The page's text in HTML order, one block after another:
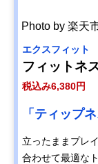
Photo by 楽天
エクスフィット
フィットネ
税込み6,380円
「ティップ
立ったままプレ
合わせて最適な